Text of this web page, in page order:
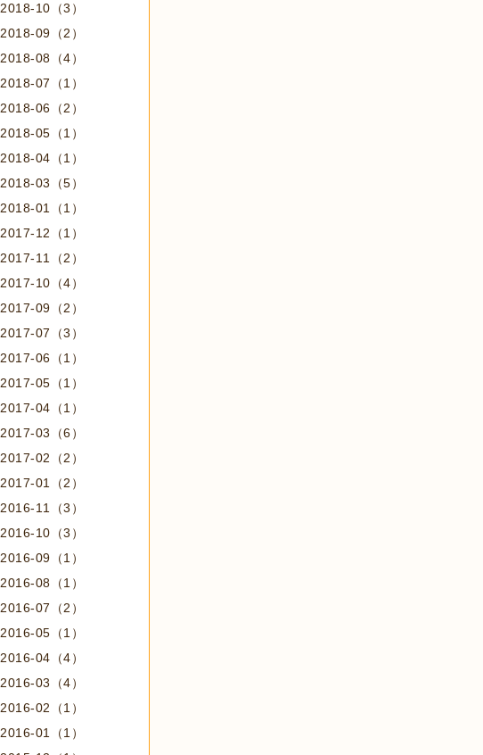
2018-10（3）
2018-09（2）
2018-08（4）
2018-07（1）
2018-06（2）
2018-05（1）
2018-04（1）
2018-03（5）
2018-01（1）
2017-12（1）
2017-11（2）
2017-10（4）
2017-09（2）
2017-07（3）
2017-06（1）
2017-05（1）
2017-04（1）
2017-03（6）
2017-02（2）
2017-01（2）
2016-11（3）
2016-10（3）
2016-09（1）
2016-08（1）
2016-07（2）
2016-05（1）
2016-04（4）
2016-03（4）
2016-02（1）
2016-01（1）